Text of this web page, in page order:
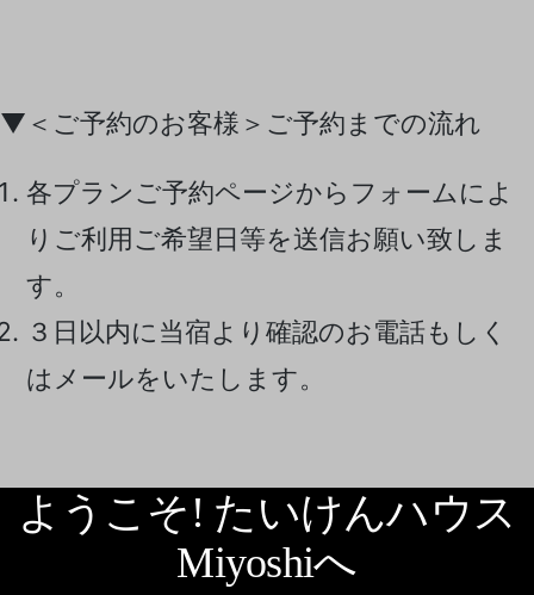
▼＜ご予約のお客様＞ご予約までの流れ
各プランご予約ページからフォームによ
りご利用ご希望日等を送信お願い致しま
す。
３日以内に当宿より確認のお電話もしく
はメールをいたします。
ようこそ! たいけんハウス
Miyoshiへ